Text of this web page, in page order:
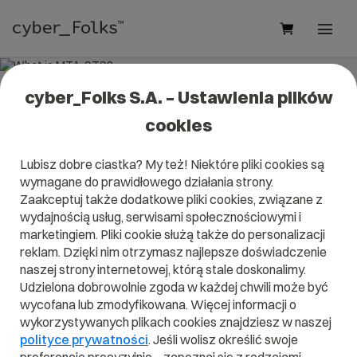
What is MTA-STS?
It will help you better understand what exactly it isMTA-
STSand what is the meaning to you in everyday use.
A B C D E F G H
I
J
K L M N O P Q
R
S
T U V W X Y Z
cyber_Folks S.A. – Ustawienia plików
cookies
Lubisz dobre ciastka? My też! Niektóre pliki cookies są
wymagane do prawidłowego działania strony.
Zaakceptuj także dodatkowe pliki cookies, związane z
wydajnością usług, serwisami społecznościowymi i
marketingiem. Pliki cookie służą także do personalizacji
reklam. Dzięki nim otrzymasz najlepsze doświadczenie
naszej strony internetowej, którą stale doskonalimy.
Udzielona dobrowolnie zgoda w każdej chwili może być
wycofana lub zmodyfikowana. Więcej informacji o
wykorzystywanych plikach cookies znajdziesz w naszej
polityce prywatności. Jeśli wolisz określić swoje